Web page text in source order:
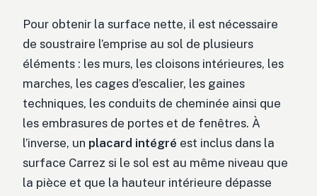
Pour obtenir la surface nette, il est nécessaire
de soustraire l’emprise au sol de plusieurs
éléments : les murs, les cloisons intérieures, les
marches, les cages d’escalier, les gaines
techniques, les conduits de cheminée ainsi que
les embrasures de portes et de fenêtres. À
l’inverse, un placard intégré est inclus dans la
surface Carrez si le sol est au même niveau que
la pièce et que la hauteur intérieure dépasse